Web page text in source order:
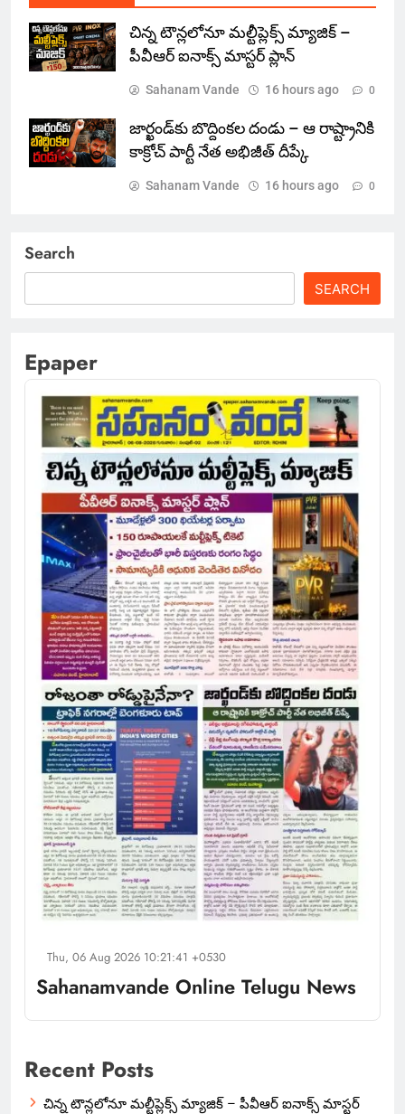
చిన్న టౌన్లలోనూ మల్టీప్లెక్స్‌ మ్యాజిక్ –
పీవీఆర్ ఐనాక్స్ మాస్టర్ ప్లాన్
Sahanam Vande 16 hours ago 0
జార్ఖండ్‌కు బొద్దింకల దండు – ఆ రాష్ట్రానికి
కాక్రోచ్ పార్టీ నేత అభిజీత్ దీప్కే
Sahanam Vande 16 hours ago 0
Search
SEARCH
Epaper
Thu, 06 Aug 2026 10:21:41 +0530
Sahanamvande Online Telugu News
Recent Posts
చిన్న టౌన్లలోనూ మల్టీప్లెక్స్‌ మ్యాజిక్ – పీవీఆర్ ఐనాక్స్ మాస్టర్